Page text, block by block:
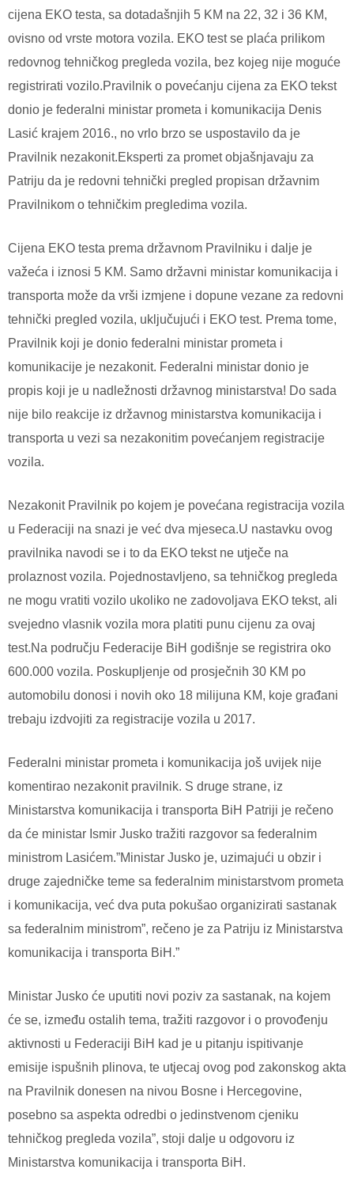
cijena EKO testa, sa dotadašnjih 5 KM na 22, 32 i 36 KM,
ovisno od vrste motora vozila. EKO test se plaća prilikom
redovnog tehničkog pregleda vozila, bez kojeg nije moguće
registrirati vozilo.Pravilnik o povećanju cijena za EKO tekst
donio je federalni ministar prometa i komunikacija Denis
Lasić krajem 2016., no vrlo brzo se uspostavilo da je
Pravilnik nezakonit.Eksperti za promet objašnjavaju za
Patriju da je redovni tehnički pregled propisan državnim
Pravilnikom o tehničkim pregledima vozila.
Cijena EKO testa prema državnom Pravilniku i dalje je
važeća i iznosi 5 KM. Samo državni ministar komunikacija i
transporta može da vrši izmjene i dopune vezane za redovni
tehnički pregled vozila, uključujući i EKO test. Prema tome,
Pravilnik koji je donio federalni ministar prometa i
komunikacije je nezakonit. Federalni ministar donio je
propis koji je u nadležnosti državnog ministarstva! Do sada
nije bilo reakcije iz državnog ministarstva komunikacija i
transporta u vezi sa nezakonitim povećanjem registracije
vozila.
Nezakonit Pravilnik po kojem je povećana registracija vozila
u Federaciji na snazi je već dva mjeseca.U nastavku ovog
pravilnika navodi se i to da EKO tekst ne utječe na
prolaznost vozila. Pojednostavljeno, sa tehničkog pregleda
ne mogu vratiti vozilo ukoliko ne zadovoljava EKO tekst, ali
svejedno vlasnik vozila mora platiti punu cijenu za ovaj
test.Na području Federacije BiH godišnje se registrira oko
600.000 vozila. Poskupljenje od prosječnih 30 KM po
automobilu donosi i novih oko 18 milijuna KM, koje građani
trebaju izdvojiti za registracije vozila u 2017.
Federalni ministar prometa i komunikacija još uvijek nije
komentirao nezakonit pravilnik. S druge strane, iz
Ministarstva komunikacija i transporta BiH Patriji je rečeno
da će ministar Ismir Jusko tražiti razgovor sa federalnim
ministrom Lasićem.”Ministar Jusko je, uzimajući u obzir i
druge zajedničke teme sa federalnim ministarstvom prometa
i komunikacija, već dva puta pokušao organizirati sastanak
sa federalnim ministrom”, rečeno je za Patriju iz Ministarstva
komunikacija i transporta BiH.”
Ministar Jusko će uputiti novi poziv za sastanak, na kojem
će se, između ostalih tema, tražiti razgovor i o provođenju
aktivnosti u Federaciji BiH kad je u pitanju ispitivanje
emisije ispušnih plinova, te utjecaj ovog pod zakonskog akta
na Pravilnik donesen na nivou Bosne i Hercegovine,
posebno sa aspekta odredbi o jedinstvenom cjeniku
tehničkog pregleda vozila”, stoji dalje u odgovoru iz
Ministarstva komunikacija i transporta BiH.